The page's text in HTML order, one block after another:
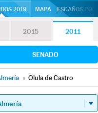
2019 MAPA ESCAÑOS
2015 2011
SENADO
» Olula de Castro